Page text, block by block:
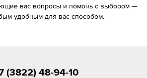
вас вопросы и помочь с выбором —
удобным для вас способом.
(3822) 48-94-10